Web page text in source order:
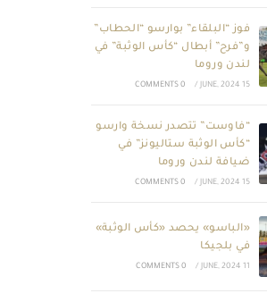
فوز “البلقاء” بوارسو “الحطاب”
و”فرح” أبطال “كأس الوثبة” في
لندن وروما
15 JUNE, 2024
/
0 COMMENTS
“فاوست” تتصدر نسخة وارسو
“كأس الوثبة ستاليونز” في
ضيافة لندن وروما
15 JUNE, 2024
/
0 COMMENTS
«الباسو» يحصد «كأس الوثبة»
في بلجيكا
11 JUNE, 2024
/
0 COMMENTS